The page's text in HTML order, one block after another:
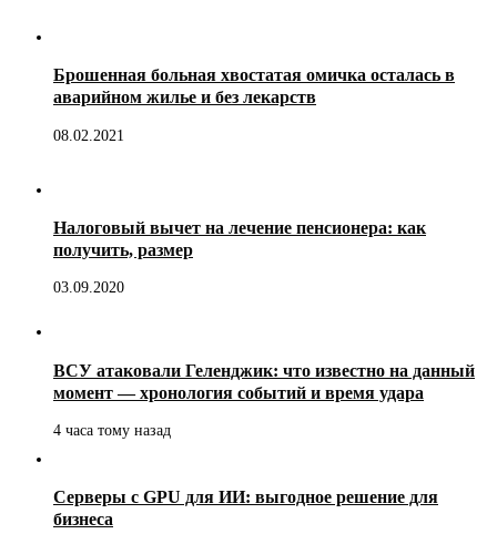
Брошенная больная хвостатая омичка осталась в
аварийном жилье и без лекарств
08.02.2021
Налоговый вычет на лечение пенсионера: как
получить, размер
03.09.2020
ВСУ атаковали Геленджик: что известно на данный
момент — хронология событий и время удара
4 часа тому назад
Серверы с GPU для ИИ: выгодное решение для
бизнеса